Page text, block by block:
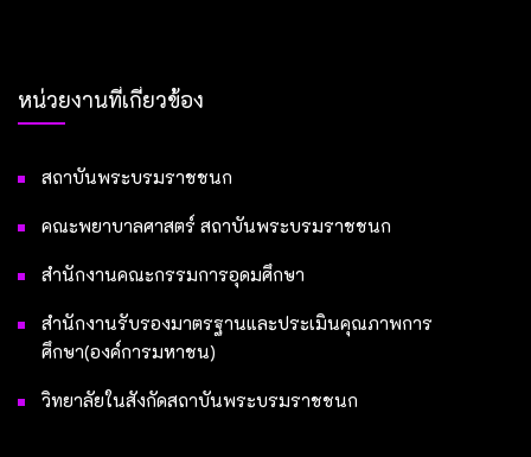
หน่วยงานที่เกี่ยวข้อง
สถาบันพระบรมราชชนก
คณะพยาบาลศาสตร์ สถาบันพระบรมราชชนก
สำนักงานคณะกรรมการอุดมศึกษา
สำนักงานรับรองมาตรฐานและประเมินคุณภาพการ
ศึกษา(องค์การมหาชน)
วิทยาลัยในสังกัดสถาบันพระบรมราชชนก